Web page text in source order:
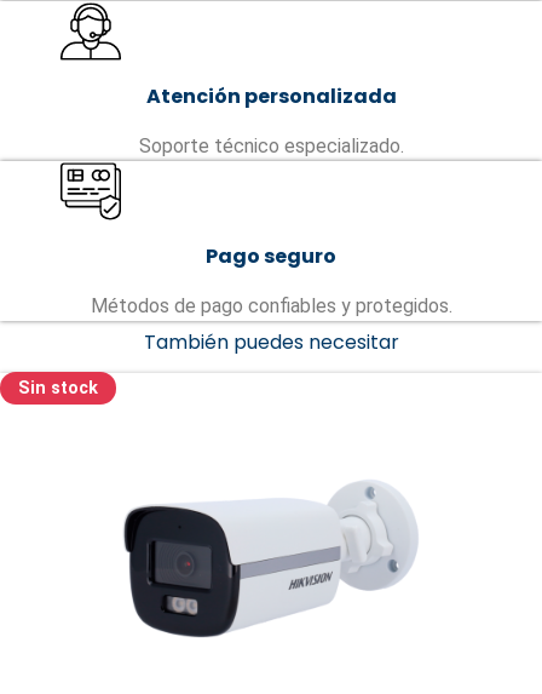
Atención personalizada
Soporte técnico especializado.
Pago seguro
Métodos de pago confiables y protegidos.
También puedes necesitar
Sin stock